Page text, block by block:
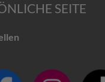
SEITE